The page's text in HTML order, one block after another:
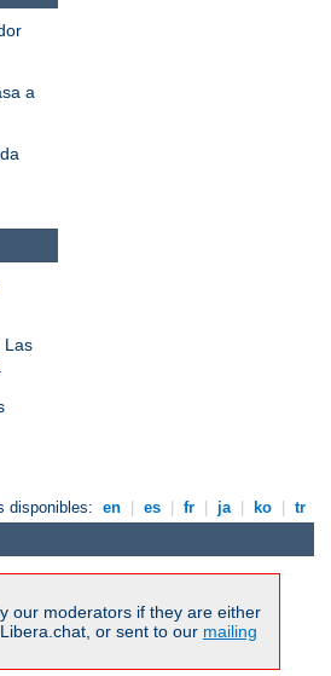
a
Las
disponibles: en es fr ja ko tr
our moderators if they are either
or sent to our mailing